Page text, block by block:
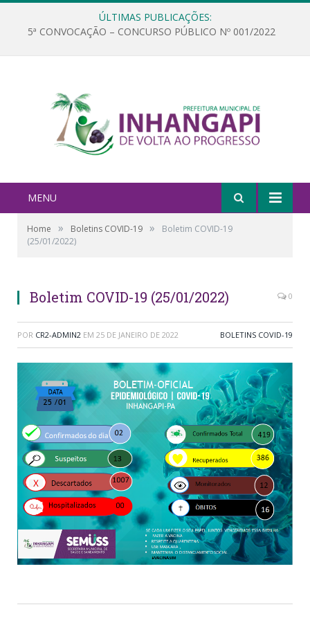
ÚLTIMAS PUBLICAÇÕES:
5ª CONVOCAÇÃO – CONCURSO PÚBLICO Nº 001/2022
MENU
Home » Boletins COVID-19 »
Boletim COVID-19
(25/01/2022)
Boletim COVID-19 (25/01/2022) 0
POR CR2-ADMIN2 EM 25 DE JANEIRO DE 2022 BOLETINS COVID-19